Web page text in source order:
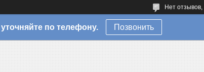
Нет отзывов,
по телефону. Позвонить